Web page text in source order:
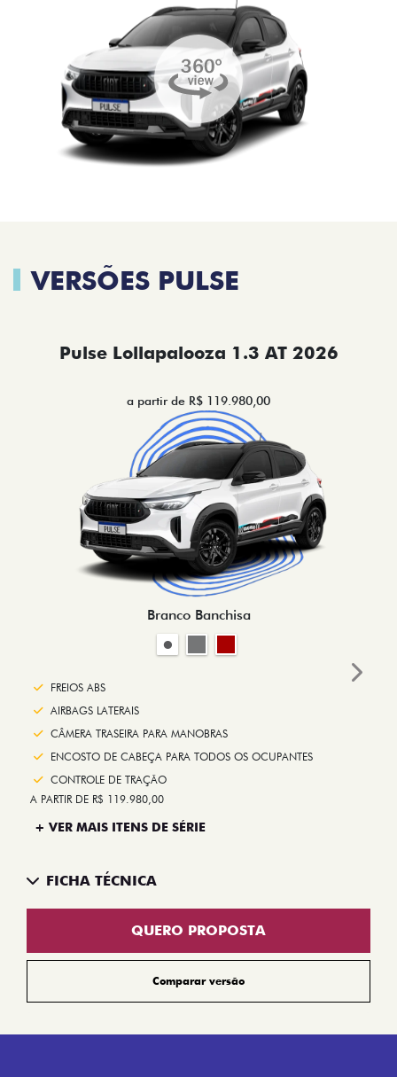
VERSÕES PULSE
Pulse Lollapalooza 1.3 AT 2026
a partir de R$ 119.980,00
Branco Banchisa
FREIOS ABS
AIRBAGS LATERAIS
CÂMERA TRASEIRA PARA MANOBRAS
ENCOSTO DE CABEÇA PARA TODOS OS OCUPANTES
CONTROLE DE TRAÇÃO
A PARTIR DE R$ 119.980,00
+ VER MAIS ITENS DE SÉRIE
FICHA TÉCNICA
QUERO PROPOSTA
Comparar versão
Next